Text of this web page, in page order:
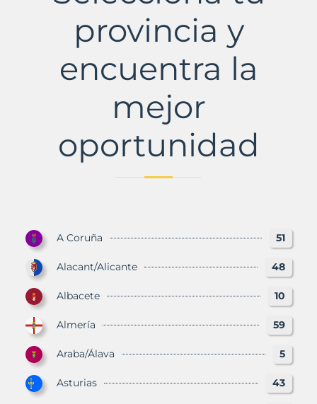
provincia y
encuentra la
mejor
oportunidad
A Coruña 51
Alacant/Alicante 48
Albacete 10
Almería 59
Araba/Álava 5
Asturias 43